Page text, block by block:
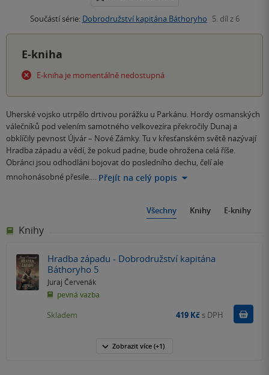
Součástí série: Dobrodružství kapitána Báthoryho 5. díl z 6
E-kniha
E-kniha je momentálně nedostupná
Uherské vojsko utrpělo drtivou porážku u Parkánu. Hordy osmanských
válečníků pod velením samotného velkovezíra překročily Dunaj a
obklíčily pevnost Újvár – Nové Zámky. Tu v křesťanském světě nazývají
Hradba západu a vědí, že pokud padne, bude ohrožena celá říše.
Obránci jsou odhodláni bojovat do posledního dechu, čelí ale
mnohonásobné přesile.… Přejít na celý popis
Všechny Knihy E-knihy
Knihy
Hradba západu - Dobrodružství kapitána
Báthoryho 5
Juraj Červenák
pevná vazba
Skladem 419 Kč s DPH
Zobrazit více (+1)